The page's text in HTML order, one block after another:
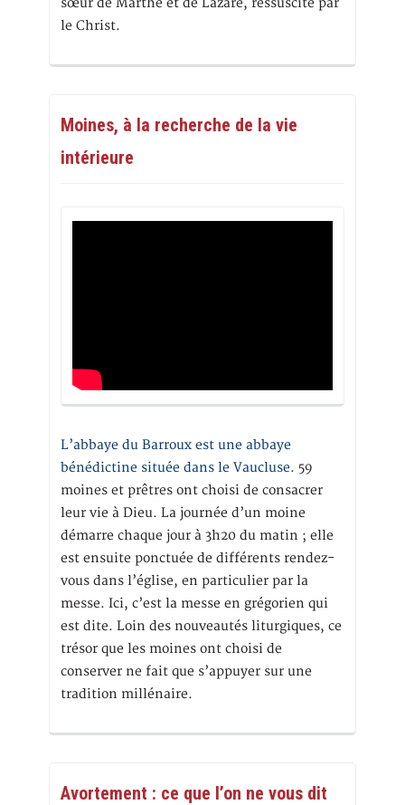
le Christ.
Moines, à la recherche de la vie
intérieure
L’abbaye du Barroux est une abbaye
bénédictine située dans le Vaucluse. 59
moines et prêtres ont choisi de consacrer
leur vie à Dieu. La journée d’un moine
démarre chaque jour à 3h20 du matin ; elle
est ensuite ponctuée de différents rendez-
vous dans l’église, en particulier par la
messe. Ici, c’est la messe en grégorien qui
est dite. Loin des nouveautés liturgiques, ce
trésor que les moines ont choisi de
conserver ne fait que s’appuyer sur une
tradition millénaire.
Avortement : ce que l’on ne vous dit